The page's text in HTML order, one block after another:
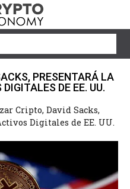
PRESENTARÁ LA
DE EE. UU.
Cripto, David Sacks,
Digitales de EE. UU.